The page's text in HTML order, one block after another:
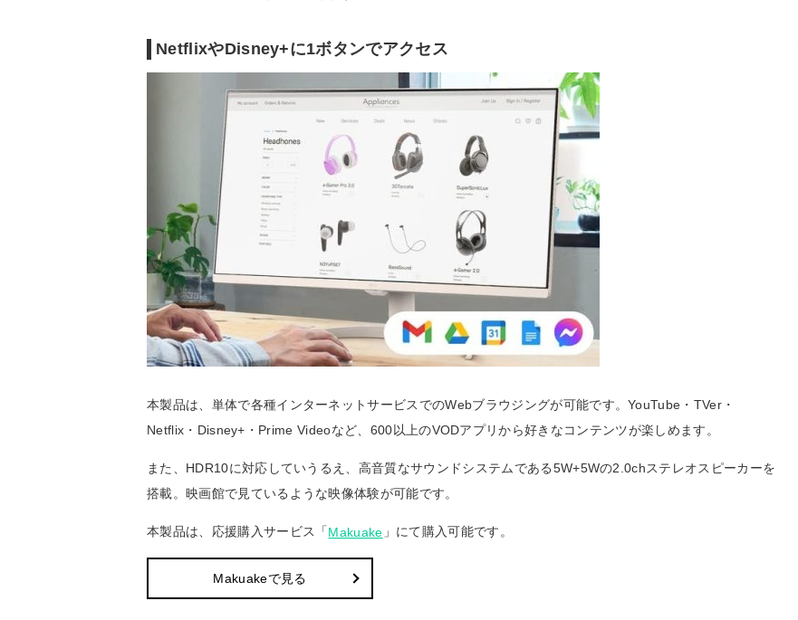
NetflixやDisney+に1ボタンでアクセス
本製品は、単体で各種インターネットサービスでのWebブラウジングが可能です。YouTube・TVer・
Netflix・Disney+・Prime Videoなど、600以上のVODアプリから好きなコンテンツが楽しめます。
また、HDR10に対応していうるえ、高音質なサウンドシステムである5W+5Wの2.0chステレオスピーカーを
搭載。映画館で見ているような映像体験が可能です。
本製品は、応援購入サービス「Makuake 」にて購入可能です。
Makuakeで見る